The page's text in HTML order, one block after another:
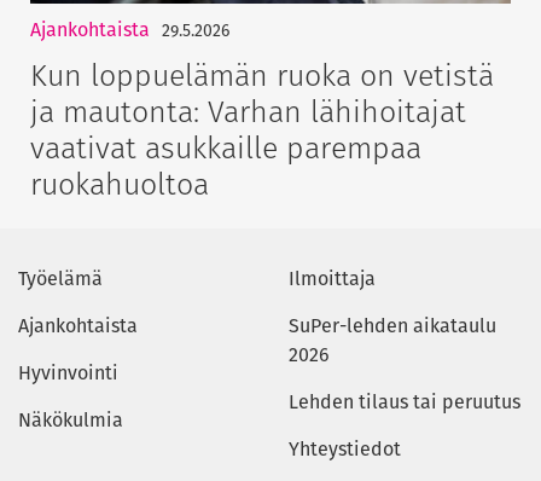
Ajankohtaista 29.5.2026
Kun loppuelämän ruoka on vetistä
ja mautonta: Varhan lähihoitajat
vaativat asukkaille parempaa
ruokahuoltoa
Työelämä
Ajankohtaista
Hyvinvointi
Näkökulmia
Ilmoittaja
SuPer-lehden aikataulu
2026
Lehden tilaus tai peruutus
Yhteystiedot